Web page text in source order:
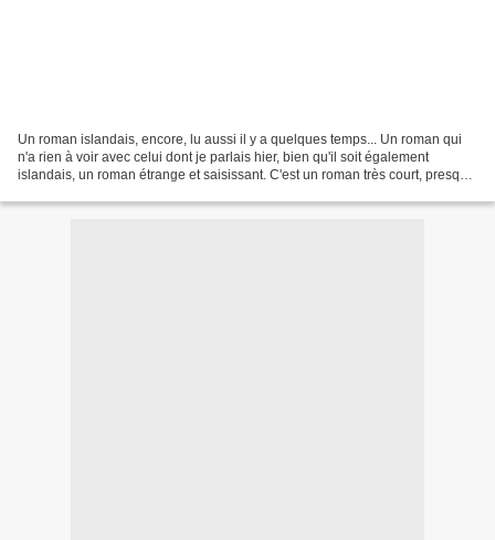
Un roman islandais, encore, lu aussi il y a quelques temps... Un roman qui
n'a rien à voir avec celui dont je parlais hier, bien qu'il soit également
islandais, un roman étrange et saisissant. C'est un roman très court, presque